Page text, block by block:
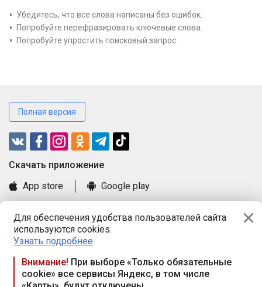
Для обеспечения удобства пользователей сайта
используются cookies.
Узнать подробнее
Внимание! При выборе «Только обязательные
cookie» все сервисы Яндекс, в том числе
Убедитесь, что все слова написаны без ошибок.
Попробуйте перефразировать ключевые слова.
Попробуйте упростить поисковый запрос.
Полная версия
Cкачать приложение
App store
Google play
Книга замечаний и предложений
Правила и документы
Praca.by © 2000—2026, ООО «ПРАЦА БАЙ»
Республика Беларусь, 220114, г. Минск, пр-т Независимости
117а, пом. № 9.